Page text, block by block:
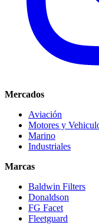
Mercados
Aviación
Motores y
Marino
Industriales
Marcas
Baldwin Filters
Donaldson
FG Facet
Fleetguard